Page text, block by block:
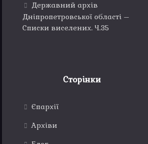
Державний архів
Дніпропетровської області –
Списки виселених. Ч.35
Сторінки
Єпархії
Архіви